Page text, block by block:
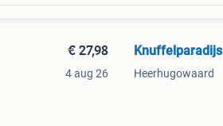
€ 27,98
4 aug 26
Knuffelparadijs
Heerhugowaard